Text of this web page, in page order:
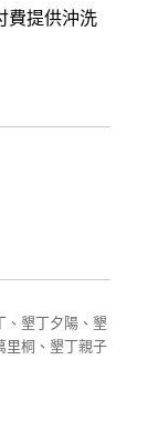
費提供沖洗
潛、觀賞夕陽好
、 墾丁夕陽 、 墾
里桐 、 墾丁親子